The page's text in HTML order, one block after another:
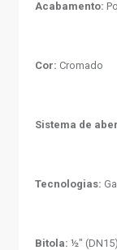
Acabamento:
Cor: Cromado
Sistema de
Tecnologias:
Bitola: ½" (DN15)